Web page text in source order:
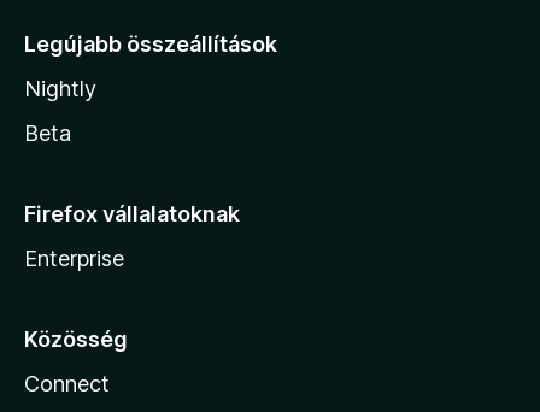
Legújabb összeállítások
Nightly
Beta
Firefox vállalatoknak
Enterprise
Közösség
Connect